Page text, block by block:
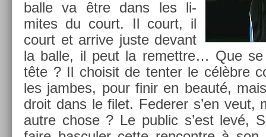
balle va être dans les li­
mites du court. Il court, il
court et ar­rive juste de­vant
la balle, il peut la re­mettre… Que se
tête ? Il choisit de tent­er le célèbre
les jam­bes, pour finir en beauté,
droit dans le filet. Feder­er s’en veut,
autre chose ? Le pub­lic s’est levé,